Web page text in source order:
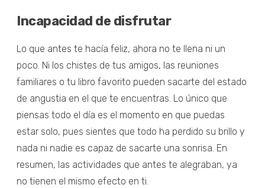
Incapacidad de disfrutar
Lo que antes te hacía feliz, ahora no te llena ni un
poco. Ni los chistes de tus amigos, las reuniones
familiares o tu libro favorito pueden sacarte del estado
de angustia en el que te encuentras. Lo único que
piensas todo el día es el momento en que puedas
estar solo, pues sientes que todo ha perdido su brillo y
nada ni nadie es capaz de sacarte una sonrisa. En
resumen, las actividades que antes te alegraban, ya
no tienen el mismo efecto en ti.